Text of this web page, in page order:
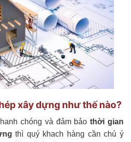
xây dựng như thế nào?
chóng và đảm bảothời gian
thì quý khach hàng cần chú ý